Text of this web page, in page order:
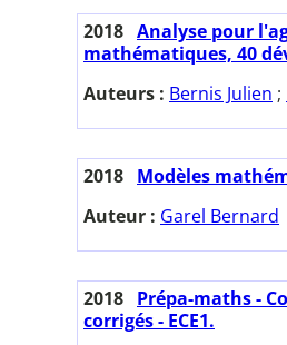
2018 Analyse pour
mathématiques, 40
Auteurs : Bernis Julien ;
2018 Modèles
Auteur : Garel Bernard
2018 Prépa-maths -
corrigés - ECE1.